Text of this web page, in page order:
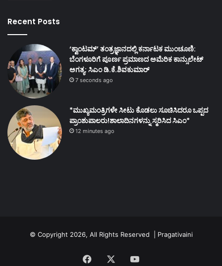
Recent Posts
‘ಕ್ವಾಂಟಮ್’ ತಂತ್ರಜ್ಞಾನದಲ್ಲಿ ಕರ್ನಾಟಕ ಮುಂಚೂಣಿ:
ಬೆಂಗಳೂರಿಗೆ ಪೂರ್ಣ ಪ್ರಮಾಣದ ಅಮೆರಿಕ ಕಾನ್ಸುಲೇಟ್
ಅಗತ್ಯ: ಸಿಎಂ ಡಿ.ಕೆ.ಶಿವಕುಮಾರ್
7 seconds ago
*ಮುಖ್ಯಮಂತ್ರಿಗಳೇ ಸೀಟು ಕೊಡಲು ಸೂಚಿಸಿದರೂ ಒಪ್ಪದ
ಪ್ರಾಂಶುಪಾಲರು!ಶಾಲಾದಿನಗಳನ್ನು ಸ್ಮರಿಸಿದ ಸಿಎಂ*
12 minutes ago
© Copyright 2026, All Rights Reserved | Pragativaini
Facebook YouTube